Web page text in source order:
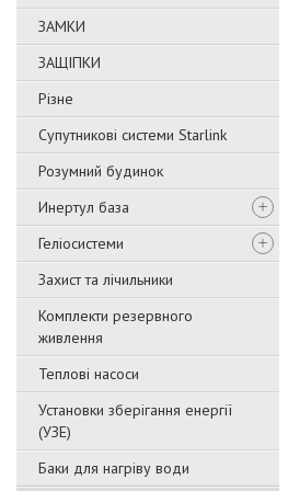
ЗАМКИ
ЗАЩІПКИ
Різне
Супутникові системи Starlink
Розумний будинок
Инертул база
Геліосистеми
Захист та лічильники
Комплекти резервного
живлення
Теплові насоси
Установки зберігання енергії
(УЗЕ)
Баки для нагріву води